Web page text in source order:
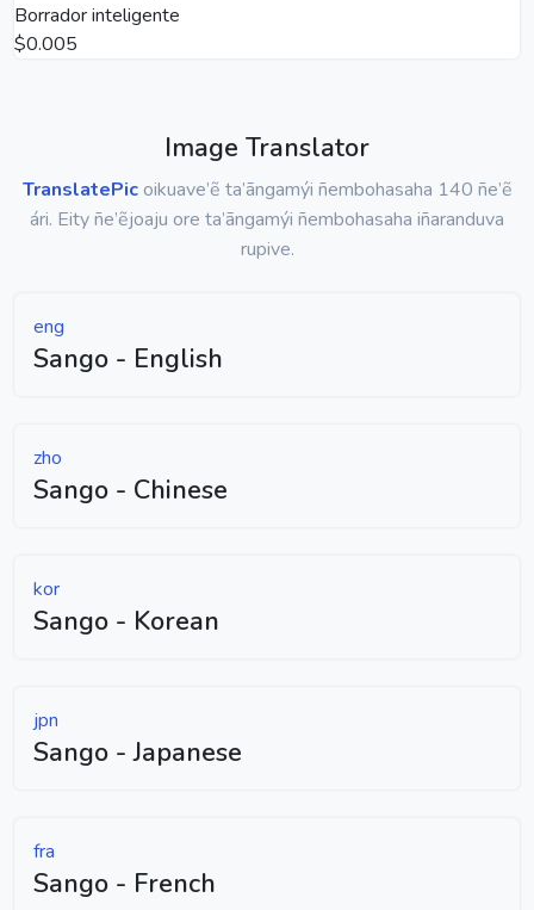
Borrador inteligente
$0.005
Image Translator
TranslatePicoikuave’ẽ ta’ãngamýi ñembohasaha 140 ñe’ẽ
ári. Eity ñe’ẽjoaju ore ta’ãngamýi ñembohasaha iñaranduva
rupive.
eng
Sango - English
zho
Sango - Chinese
kor
Sango - Korean
jpn
Sango - Japanese
fra
Sango - French